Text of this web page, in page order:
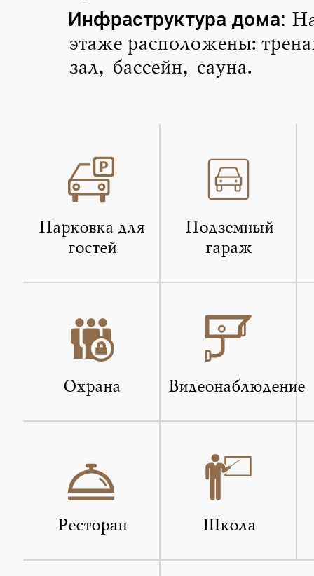
Инфраструктура дома:
этаже расположены:
зал, бассейн, сауна.
Парковка для
гостей
Подземный
гараж
Охрана Видеонаблюдение
Ресторан Школа